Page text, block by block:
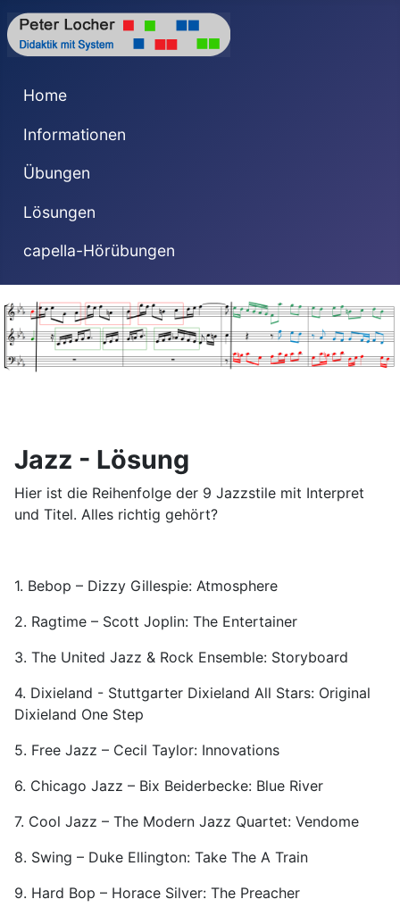
Home
Informationen
Übungen
Lösungen
capella-Hörübungen
Jazz - Lösung
Hier ist die Reihenfolge der 9 Jazzstile mit Interpret
und Titel. Alles richtig gehört?
1. Bebop – Dizzy Gillespie: Atmosphere
2. Ragtime – Scott Joplin: The Entertainer
3. The United Jazz & Rock Ensemble: Storyboard
4. Dixieland - Stuttgarter Dixieland All Stars: Original
Dixieland One Step
5. Free Jazz – Cecil Taylor: Innovations
6. Chicago Jazz – Bix Beiderbecke: Blue River
7. Cool Jazz – The Modern Jazz Quartet: Vendome
8. Swing – Duke Ellington: Take The A Train
9. Hard Bop – Horace Silver: The Preacher